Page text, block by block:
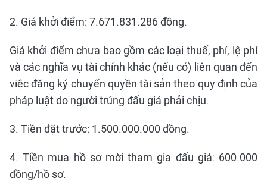
2. Giá khởi điểm: 7.671.831.286 đồng.
Giá khởi điểm chưa bao gồm các loại thuế, phí, lệ phí
và các nghĩa vụ tài chính khác (nếu có) liên quan đến
việc đăng ký chuyển quyền tài sản theo quy định của
pháp luật do người trúng đấu giá phải chịu.
3. Tiền đặt trước: 1.500.000.000 đồng.
4. Tiền mua hồ sơ mời tham gia đấu giá: 600.000
đồng/hồ sơ.